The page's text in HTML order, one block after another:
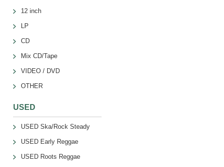
12 inch
LP
CD
Mix CD/Tape
VIDEO / DVD
OTHER
USED
USED Ska/Rock Steady
USED Early Reggae
USED Roots Reggae